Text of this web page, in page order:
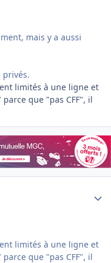
mais y a aussi
privés.
limités à une ligne et
que "pas CFF", il
limités à une ligne et
que "pas CFF", il